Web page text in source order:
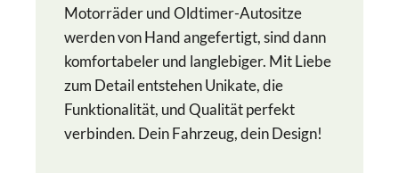
Motorräder und Oldtimer-Autositze
werden von Hand angefertigt, sind dann
komfortabeler und langlebiger. Mit Liebe
zum Detail entstehen Unikate, die
Funktionalität, und Qualität perfekt
verbinden. Dein Fahrzeug, dein Design!